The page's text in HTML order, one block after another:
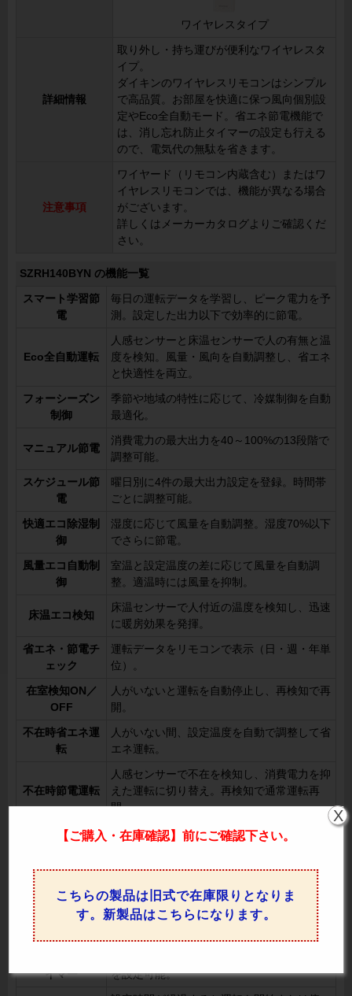
ワイヤレスタイプ
詳細情報
取り外し・持ち運びが便利なワイヤレスタ
イプ。
ダイキンのワイヤレスリモコンはシンプル
で高品質。お部屋を快適に保つ風向個別設
定やEco全自動モード。省エネ節電機能で
は、消し忘れ防止タイマーの設定も行える
ので、電気代の無駄を省きます。
注意事項
ワイヤード（リモコン内蔵含む）またはワ
イヤレスリモコンでは、機能が異なる場合
がございます。
詳しくはメーカーカタログよりご確認くだ
さい。
SZRH140BYN の機能一覧
スマート学習節
電
毎日の運転データを学習し、ピーク電力を予
測。設定した出力以下で効率的に節電。
Eco全自動運転
人感センサーと床温センサーで人の有無と温
度を検知。風量・風向を自動調整し、省エネ
と快適性を両立。
フォーシーズン
制御
季節や地域の特性に応じて、冷媒制御を自動
最適化。
マニュアル節電
消費電力の最大出力を40～100%の13段階で
調整可能。
スケジュール節
電
曜日別に4件の最大出力設定を登録。時間帯
ごとに調整可能。
快適エコ除湿制
御
湿度に応じて風量を自動調整。湿度70%以下
でさらに節電。
風量エコ自動制
御
室温と設定温度の差に応じて風量を自動調
整。適温時には風量を抑制。
床温エコ検知
床温センサーで人付近の温度を検知し、迅速
に暖房効果を発揮。
省エネ・節電チ
ェック
運転データをリモコンで表示（日・週・年単
位）。
在室検知ON／
OFF
人がいないと運転を自動停止し、再検知で再
開。
不在時省エネ運
転
人がいない間、設定温度を自動で調整して省
エネ運転。
不在時節電運転
人感センサーで不在を検知し、消費電力を抑
えた運転に切り替え。再検知で通常運転再
開。
設定温度自動復
設定温度を変更しても一定時間後に元の温度
設定温度範囲制
限
設定温度の上下限を制限し、冷やし過ぎや暖
め過ぎを防止。
消し忘れ防止タ
運転開始後、一定時間が経つと自動停止。
イマー
を設定可能。
【ご購入・在庫確認】前にご確認下さい。
こちらの製品は旧式で在庫限りとなりま
す。新製品はこちらになります。
X